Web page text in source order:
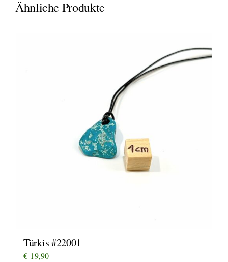
Ähnliche Produkte
Türkis #22001
€ 19,90